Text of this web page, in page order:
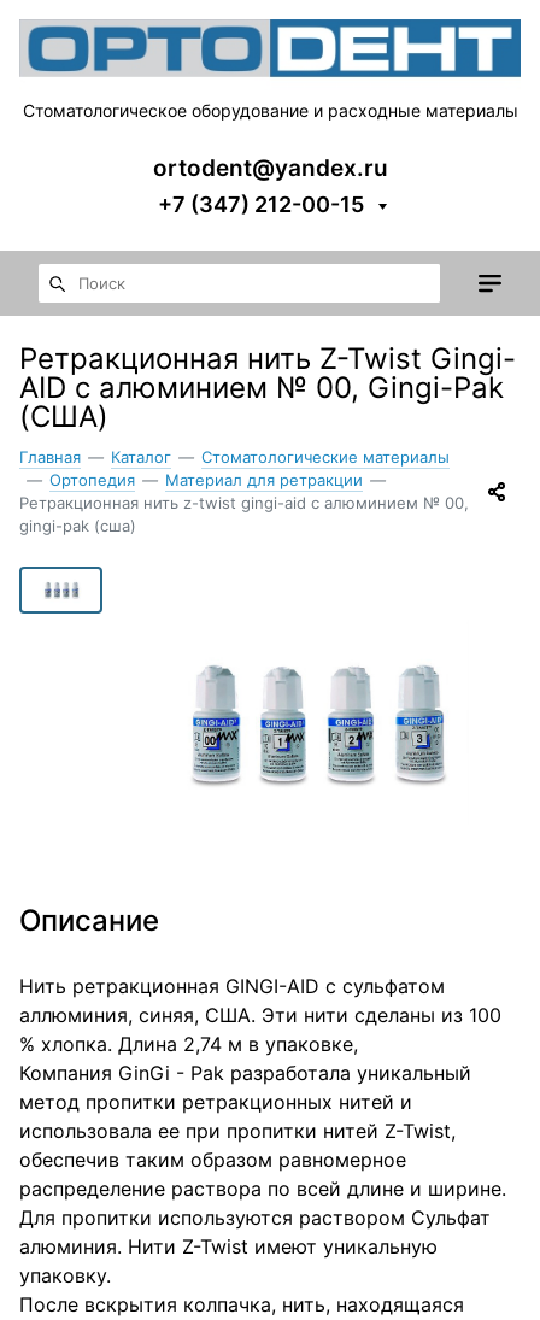
Стоматологическое оборудование и расходные материалы
ortodent@yandex.ru
+7 (347) 212-00-15
Ретракционная нить Z-Twist Gingi-
AID с алюминием № 00, Gingi-Pak
(США)
Главная — Каталог — Стоматологические материалы
— Ортопедия — Материал для ретракции —
Ретракционная нить z-twist gingi-aid с алюминием № 00,
gingi-pak (сша)
Описание
Нить ретракционная GINGI-AID с сульфатом
аллюминия, синяя, США. Эти нити сделаны из 100
% хлопка. Длина 2,74 м в упаковке,
Компания GinGi - Pak разработала уникальный
метод пропитки ретракционных нитей и
использовала ее при пропитки нитей Z-Twist,
обеспечив таким образом равномерное
распределение раствора по всей длине и ширине.
Для пропитки используются раствором Сульфат
алюминия. Нити Z-Twist имеют уникальную
упаковку.
После вскрытия колпачка, нить, находящаяся